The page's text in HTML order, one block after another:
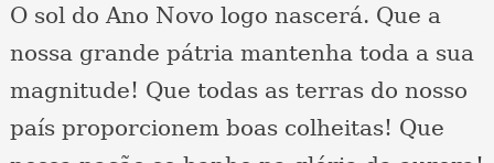
O sol do Ano Novo logo nascerá. Que a
nossa grande pátria mantenha toda a sua
magnitude! Que todas as terras do nosso
país proporcionem boas colheitas! Que